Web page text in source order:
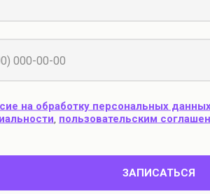
на обработку персональных
пользовательским
ЗАПИСАТЬСЯ